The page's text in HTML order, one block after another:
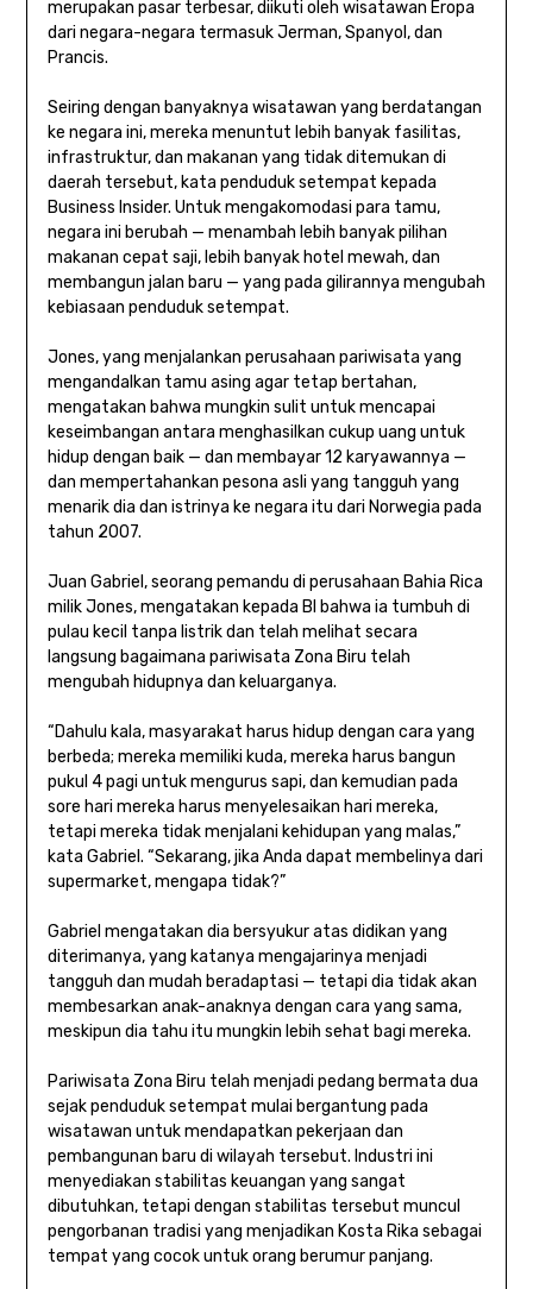
merupakan pasar terbesar, diikuti oleh wisatawan Eropa
dari negara-negara termasuk Jerman, Spanyol, dan
Prancis.
Seiring dengan banyaknya wisatawan yang berdatangan
ke negara ini, mereka menuntut lebih banyak fasilitas,
infrastruktur, dan makanan yang tidak ditemukan di
daerah tersebut, kata penduduk setempat kepada
Business Insider. Untuk mengakomodasi para tamu,
negara ini berubah — menambah lebih banyak pilihan
makanan cepat saji, lebih banyak hotel mewah, dan
membangun jalan baru — yang pada gilirannya mengubah
kebiasaan penduduk setempat.
Jones, yang menjalankan perusahaan pariwisata yang
mengandalkan tamu asing agar tetap bertahan,
mengatakan bahwa mungkin sulit untuk mencapai
keseimbangan antara menghasilkan cukup uang untuk
hidup dengan baik — dan membayar 12 karyawannya —
dan mempertahankan pesona asli yang tangguh yang
menarik dia dan istrinya ke negara itu dari Norwegia pada
tahun 2007.
Juan Gabriel, seorang pemandu di perusahaan Bahia Rica
milik Jones, mengatakan kepada BI bahwa ia tumbuh di
pulau kecil tanpa listrik dan telah melihat secara
langsung bagaimana pariwisata Zona Biru telah
mengubah hidupnya dan keluarganya.
“Dahulu kala, masyarakat harus hidup dengan cara yang
berbeda; mereka memiliki kuda, mereka harus bangun
pukul 4 pagi untuk mengurus sapi, dan kemudian pada
sore hari mereka harus menyelesaikan hari mereka,
tetapi mereka tidak menjalani kehidupan yang malas,”
kata Gabriel. “Sekarang, jika Anda dapat membelinya dari
supermarket, mengapa tidak?”
Gabriel mengatakan dia bersyukur atas didikan yang
diterimanya, yang katanya mengajarinya menjadi
tangguh dan mudah beradaptasi — tetapi dia tidak akan
membesarkan anak-anaknya dengan cara yang sama,
meskipun dia tahu itu mungkin lebih sehat bagi mereka.
Pariwisata Zona Biru telah menjadi pedang bermata dua
sejak penduduk setempat mulai bergantung pada
wisatawan untuk mendapatkan pekerjaan dan
pembangunan baru di wilayah tersebut. Industri ini
menyediakan stabilitas keuangan yang sangat
dibutuhkan, tetapi dengan stabilitas tersebut muncul
pengorbanan tradisi yang menjadikan Kosta Rika sebagai
tempat yang cocok untuk orang berumur panjang.